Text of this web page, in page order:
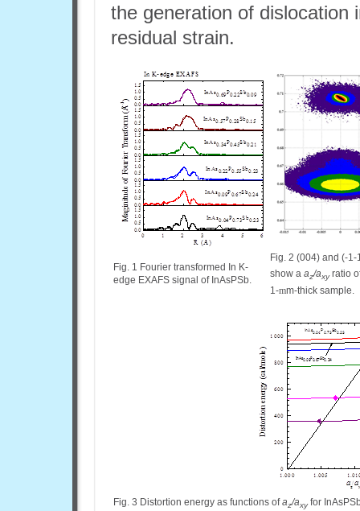
the generation of dislocation
residual strain.
Fig. 1 Fourier transformed In K-
edge EXAFS signal of InAsPSb.
Fig. 2 (004) and (-
show a az/axyratio
1-mm-thick sample.
Fig. 3 Distortion energy as functions ofaz/axyfor